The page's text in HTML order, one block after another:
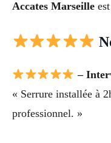
Accates Marseille
–
« Serrure installée à
professionnel. »